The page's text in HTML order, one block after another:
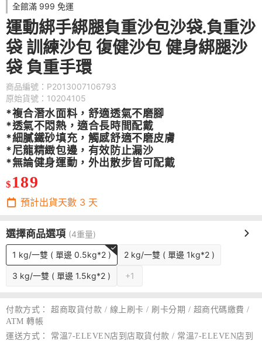
全館滿 999 免運
運動綁手綁腿負重沙包沙袋.負重沙
袋 訓練沙包 復健沙包 健身綁腿沙
袋 負重手環
商品編號：P2013007106793
原始貨號：10204105
*複合潛水面料，舒適透氣不磨腳
*透氣不悶熱，適合長時間配戴
*細膩鐵砂填充，觸感舒適不磨皮膚
*尼龍精緻包邊，有效防止漏沙
*無論健身運動，外出散步皆可配戴
$ 189
預計出貨天數 3 天
選擇商品選項 (4重量)
1 kg/一雙 ( 單邊 0.5kg*2 ) 2 kg/一雙 ( 單邊 1kg*2 )
3 kg/一雙 ( 單邊 1.5kg*2 ) +1
付款方式：
超商取貨付款 / 線上刷卡 / 刷卡分期 / 超商代碼繳費 /
ATM 轉帳
運送方式：
常溫7-ELEVEN店到店取貨付款 / 常溫7-ELEVEN店到